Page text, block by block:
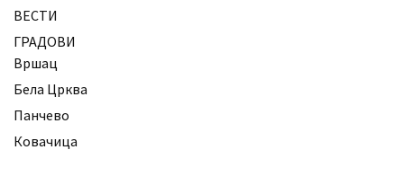
ВЕСТИ
ГРАДОВИ
Вршац
Бела Црква
Панчево
Ковачица